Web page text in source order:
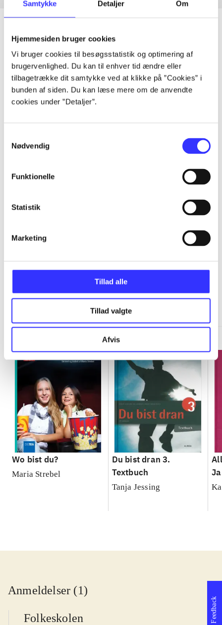
Samtykke Detaljer Om
Hjemmesiden bruger cookies
Vi bruger cookies til besøgsstatistik og optimering af
brugervenlighed. Du kan til enhver tid ændre eller
tilbagetrække dit samtykke ved at klikke på ”Cookies” i
bunden af siden. Du kan læse mere om de anvendte
cookies under ”Detaljer”.
Nødvendig
Funktionelle
Statistik
Marketing
Tillad alle
Tillad valgte
Afvis
Artikler
Alle registrerede artikler fordelt på udgivelser
Minder om
Wo bist du?
Maria Strebel
Du bist dran 3.
Textbuch
Tanja Jessing
Anmeldelser (1)
Folkeskolen Feedback